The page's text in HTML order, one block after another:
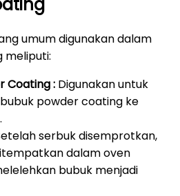
umum digunakan dalam
meliputi:
Coating : Digunakan untuk
powder coating ke
serbuk disemprotkan,
dalam oven
bubuk menjadi